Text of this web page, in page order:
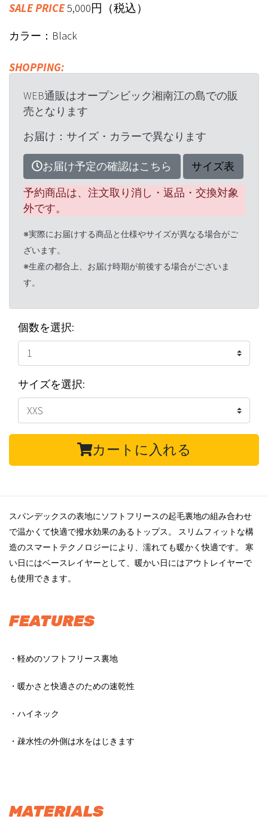
SALE PRICE5,000円（税込）
カラー：Black
SHOPPING:
WEB通販はオープンビック湘南江の島での販
売となります
お届け：サイズ・カラーで異なります
お届け予定の確認はこちら
サイズ表
予約商品は、注文取り消し・返品・交換対象
外です。
※実際にお届けする商品と仕様やサイズが異なる場合がご
ざいます。
※生産の都合上、お届け時期が前後する場合がございま
す。
個数を選択:
サイズを選択:
カートに入れる
スパンデックスの表地にソフトフリースの起毛裏地の組み合わせ
で温かくて快適で撥水効果のあるトップス。 スリムフィットな構
造のスマートテクノロジーにより、濡れても暖かく快適です。 寒
い日にはベースレイヤーとして、暖かい日にはアウトレイヤーで
も使用できます。
FEATURES
・軽めのソフトフリース裏地
・暖かさと快適さのための速乾性
・ハイネック
・疎水性の外側は水をはじきます
MATERIALS